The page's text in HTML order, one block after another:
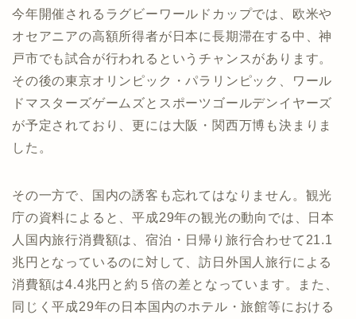
今年開催されるラグビーワールドカップでは、欧米や
オセアニアの高額所得者が日本に長期滞在する中、神
戸市でも試合が行われるというチャンスがあります。
その後の東京オリンピック・パラリンピック、ワール
ドマスターズゲームズとスポーツゴールデンイヤーズ
が予定されており、更には大阪・関西万博も決まりま
した。
その一方で、国内の誘客も忘れてはなりません。観光
庁の資料によると、平成29年の観光の動向では、日本
人国内旅行消費額は、宿泊・日帰り旅行合わせて21.1
兆円となっているのに対して、訪日外国人旅行による
消費額は4.4兆円と約５倍の差となっています。また、
同じく平成29年の日本国内のホテル・旅館等における